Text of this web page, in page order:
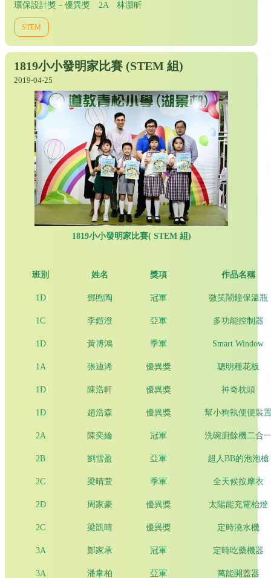
環保設計獎－優異獎 2A 林灝昕
STEM
1819小小發明家比賽 (STEM 組)
2019-04-25
1819小小發明家比賽( STEM 組 )
班別 姓名 獎項 作品名稱
1D 鄧煦陶 冠軍 微笑鬧鐘保溫瓶
1C 李鎧澄 亞軍 多功能控制器
1D 黃博鴻 季軍 Smart Window
1A 張迪浠 優異獎 聰明種花板
1D 陳浩軒 優異獎 神奇枕頭
1D 趙浩森 優異獎 幫小狗執便便裝
2A 陳奕綸 冠軍 洗碗廚餘機二合
2B 劉雪盈 亞軍 超人BB的泡泡槍
2C 梁晴萱 季軍 全天候按摩衣
2D 周家豪 優異獎 太陽能充電枱燈
2C 梁凱晴 優異獎 定時澆水機
3A 鄭家承 冠軍 定時吃藥機器
3A 潘韋柏 亞軍 萬能開蓋器